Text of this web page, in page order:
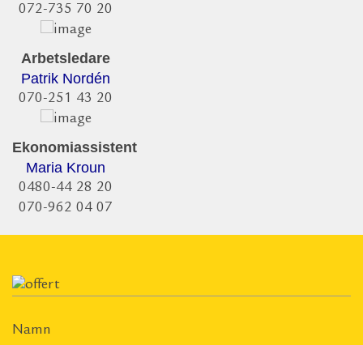
072-735 70 20
Arbetsledare
Patrik Nordén
070-251 43 20
Ekonomiassistent
Maria Kroun
0480-44 28 20
070-962 04 07
Namn